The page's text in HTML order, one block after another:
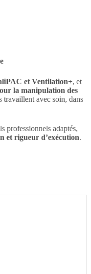
et Ventilation+, et
la manipulation des
travaillent avec soin, dans
professionnels adaptés,
et rigueur d’exécution.